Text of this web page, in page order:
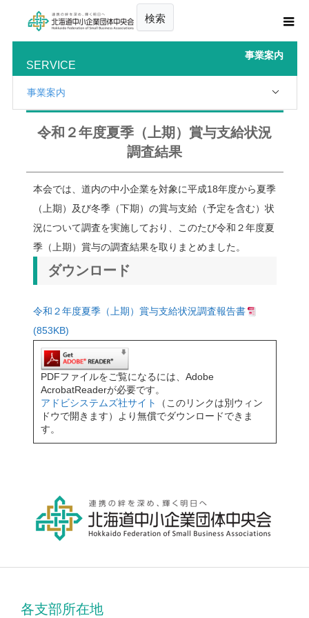
検索
SERVICE
事業案内
事業案内
令和２年度夏季（上期）賞与支給状況
調査結果
本会では、道内の中小企業を対象に平成18年度から夏季
（上期）及び冬季（下期）の賞与支給（予定を含む）状
況について調査を実施しており、このたび令和２年度夏
季（上期）賞与の調査結果を取りまとめました。
ダウンロード
令和２年度夏季（上期）賞与支給状況調査報告書
(853KB)
PDFファイルをご覧になるには、Adobe
AcrobatReaderが必要です。
アドビシステムズ社サイト
（このリンクは別ウィン
ドウで開きます）より無償でダウンロードできま
す。
各支部所在地